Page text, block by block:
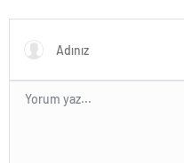
güçlendirmek için ziyaretler
gerçekleştirdi